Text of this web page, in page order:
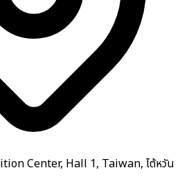
Center, Hall 1, Taiwan, ไต้หวัน